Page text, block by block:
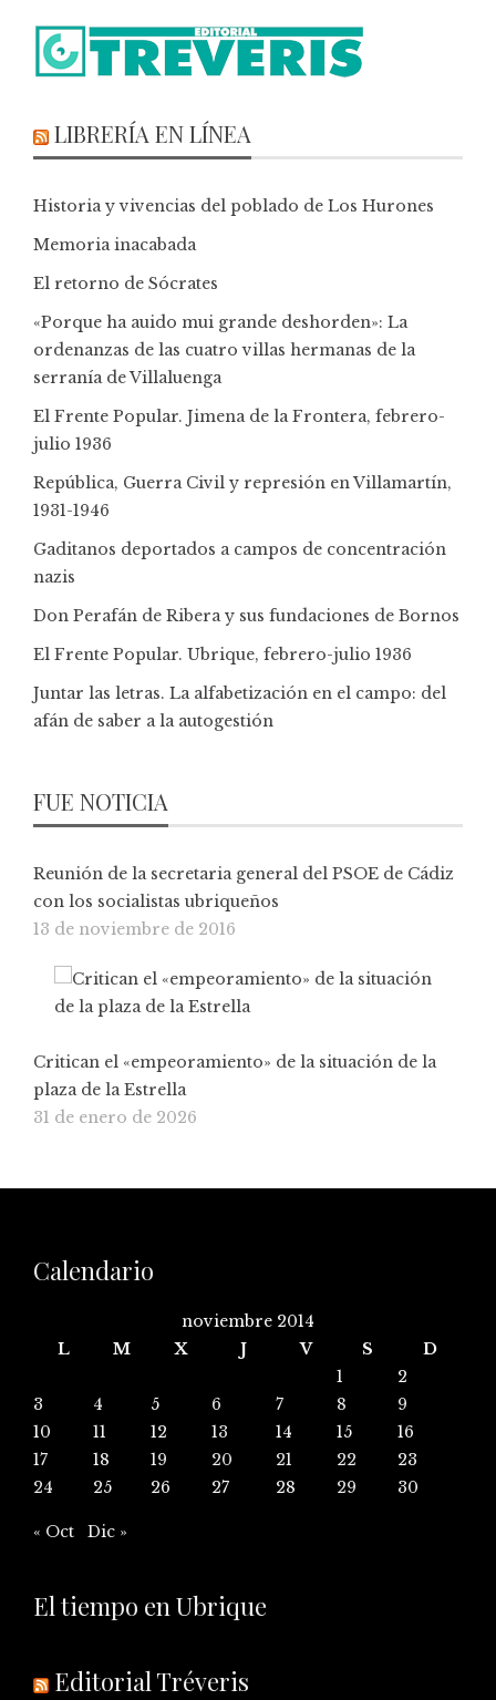
LIBRERÍA EN LÍNEA
Historia y vivencias del poblado de Los Hurones
Memoria inacabada
El retorno de Sócrates
«Porque ha auido mui grande deshorden»: La
ordenanzas de las cuatro villas hermanas de la
serranía de Villaluenga
El Frente Popular. Jimena de la Frontera, febrero-
julio 1936
República, Guerra Civil y represión en Villamartín,
1931-1946
Gaditanos deportados a campos de concentración
nazis
Don Perafán de Ribera y sus fundaciones de Bornos
El Frente Popular. Ubrique, febrero-julio 1936
Juntar las letras. La alfabetización en el campo: del
afán de saber a la autogestión
FUE NOTICIA
Reunión de la secretaria general del PSOE de Cádiz
con los socialistas ubriqueños
13 de noviembre de 2016
Critican el «empeoramiento» de la situación de la
plaza de la Estrella
31 de enero de 2026
Calendario
noviembre 2014
L
M X J V S
D
1
2
3
4 5 6 7 8
9
10
11 12 13 14 15
16
17
18 19 20 21 22
23
24
25 26 27 28 29 30
« Oct Dic »
El tiempo en Ubrique
Editorial Tréveris